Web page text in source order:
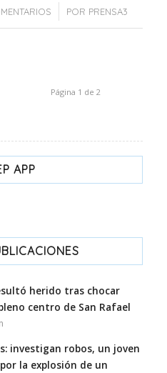
/ POR PRENSA3
Página 1 de 2
APP
herido tras chocar
centro de San Rafael
investigan robos, un joven
la explosión de un